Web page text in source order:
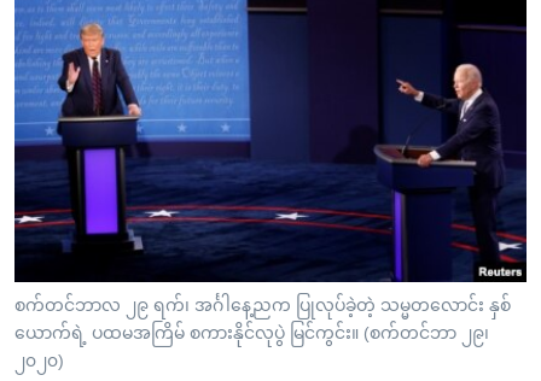
ကျော်
ကြည့်
ရန်
ပင်မ
အ
စာမျက်နှာ
ကြည့်
ရန်
ရှာဖွေ
အမေရိကန်သုံးအီဒီယံ
မကြေးမုံရဲ့ အင်္ဂလိပ်စာ
ရုပ်ရှင်ထဲက အင်္ဂလိပ်စာ
သုတပဒေသာ အင်္ဂလိပ်စာ
အပတ်စဉ်ကဏ္ဍများ
ရေဒီယို
တီဗွီ
ရေဒီယိုနှင့်ရုပ်သံ အချက်အလက်များ
ရေဒီယို/တီဗွီအစီအစဉ်
Learning English
ဗွီအိုအေ လူမှုကွန်ယက်များ
ဘာသာစကားများ
စက်တင်ဘာလ ၂၉ ရက်၊ အင်္ဂါနေ့ညက ပြုလုပ်ခဲ့တဲ့ သမ္မတလောင်း နှစ်
ယောက်ရဲ့ ပထမအကြိမ် စကားနိုင်လုပွဲ မြင်ကွင်း။ (စက်တင်ဘာ ၂၉၊
၂၀၂၀)